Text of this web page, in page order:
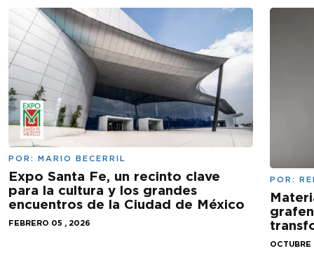
POR: MARIO BECERRIL
Expo Santa Fe, un recinto clave
para la cultura y los grandes
encuentros de la Ciudad de México
FEBRERO 05 , 2026
POR: